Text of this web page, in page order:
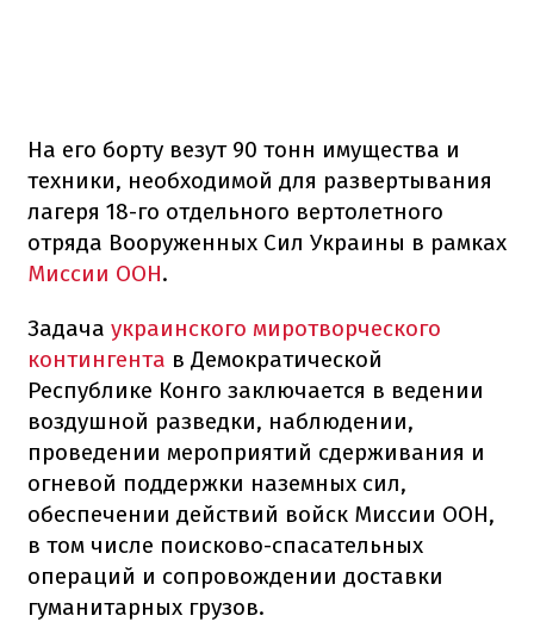
На его борту везут 90 тонн имущества и
техники, необходимой для развертывания
лагеря 18-го отдельного вертолетного
отряда Вооруженных Сил Украины в рамках
Миссии ООН.
Задача украинского миротворческого
контингента в Демократической
Республике Конго заключается в ведении
воздушной разведки, наблюдении,
проведении мероприятий сдерживания и
огневой поддержки наземных сил,
обеспечении действий войск Миссии ООН,
в том числе поисково-спасательных
операций и сопровождении доставки
гуманитарных грузов.